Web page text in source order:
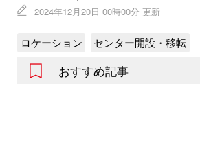
2024年12月20日 00時00分 更新
ロケーション センター開設・移転
おすすめ記事